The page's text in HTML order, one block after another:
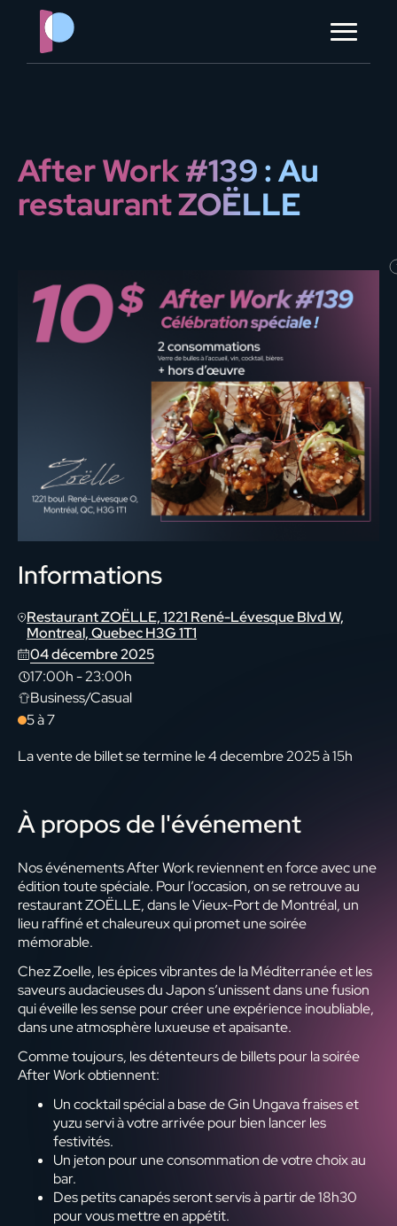
?> ?> ?> ?> ?> ?>
ORGANISER MON ÉVÈNEMENT
After Work #139 : Au
restaurant ZOËLLE
Informations
Restaurant ZOËLLE, 1221 René-Lévesque Blvd W,
Montreal, Quebec H3G 1T1
04 décembre 2025
17:00h-23:00h
Business/Casual
5 à 7
La vente de billet se termine le 4 decembre 2025 à 15h
À propos de l'événement
Nos événements After Work reviennent en force avec une
édition toute spéciale. Pour l’occasion, on se retrouve au
restaurant ZOËLLE, dans le Vieux-Port de Montréal, un
lieu raffiné et chaleureux qui promet une soirée
mémorable.
Chez Zoelle, les épices vibrantes de la Méditerranée et les
saveurs audacieuses du Japon s’unissent dans une fusion
qui éveille les sense pour créer une expérience inoubliable,
dans une atmosphère luxueuse et apaisante.
Comme toujours, les détenteurs de billets pour la soirée
After Work obtiennent:
Un cocktail spécial a base de Gin Ungava fraises et
yuzu servi à votre arrivée pour bien lancer les
festivités.
Un jeton pour une consommation de votre choix au
bar.
Des petits canapés seront servis à partir de 18h30
pour vous mettre en appétit.